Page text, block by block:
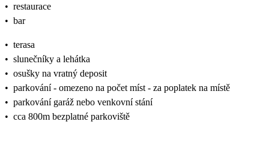
• restaurace
• bar
• terasa
• slunečníky a lehátka
• osušky na vratný deposit
• parkování - omezeno na počet míst - za poplatek na místě
• parkování garáž nebo venkovní stání
• cca 800m bezplatné parkoviště